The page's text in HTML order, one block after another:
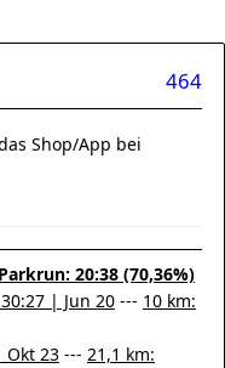
464
Shop/App bei
20:38 (70,36%)
| Jun 20 --- 10 km:
Okt 23 --- 21,1 km: